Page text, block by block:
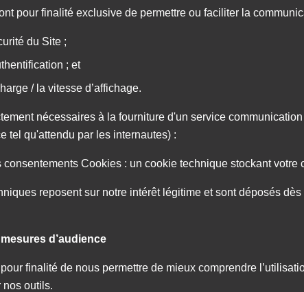
pour finalité exclusive de permettre ou faciliter la
du Site ;
; et
/ la vitesse d’affichage.
nécessaires à la fourniture d'un service
tel qu'attendu par les internautes) :
Cookies : un cookie technique stockant votre
reposent sur notre intérêt légitime et sont déposés
d’audience
finalité de nous permettre de mieux comprendre
nos outils.